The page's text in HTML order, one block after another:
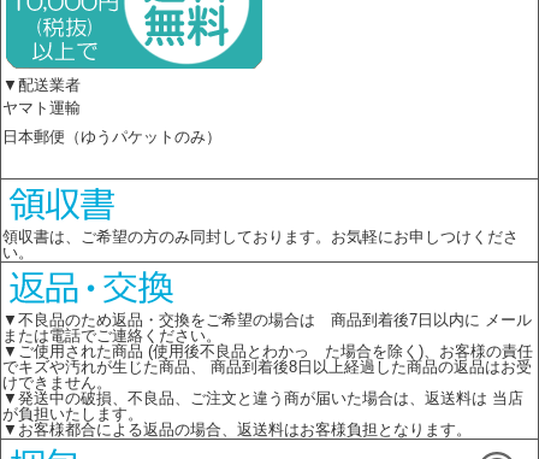
▼配送業者
ヤマト運輸
日本郵便（ゆうパケットのみ）
領収書は、ご希望の方のみ同封しております。お気軽にお申しつけくださ
い。
▼不良品のため返品・交換をご希望の場合は 商品到着後7日以内に メール
または電話でご連絡ください。
▼ご使用された商品 (使用後不良品とわかっ た場合を除く)、お客様の責任
でキズや汚れが生じた商品、 商品到着後8日以上経過した商品の返品はお受
けできません。
▼発送中の破損、不良品、ご注文と違う商が届いた場合は、返送料は 当店
が負担いたします。
▼お客様都合による返品の場合、返送料はお客様負担となります。